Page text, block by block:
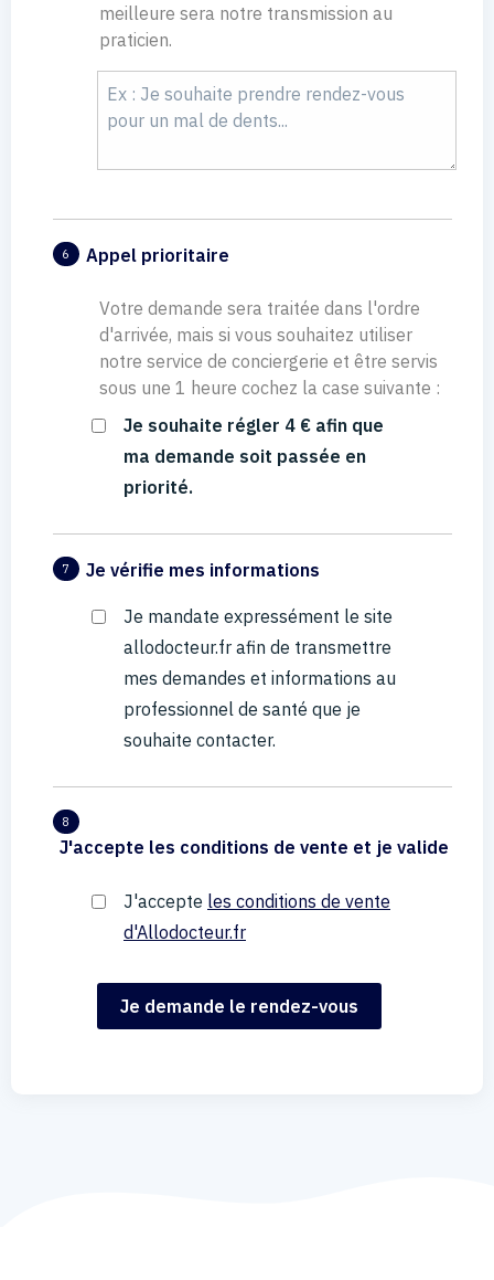
meilleure sera notre transmission au
praticien.
6 Appel prioritaire
Votre demande sera traitée dans l'ordre
d'arrivée, mais si vous souhaitez utiliser
notre service de conciergerie et être servis
sous une 1 heure cochez la case suivante :
Je souhaite régler 4 € afin que
ma demande soit passée en
priorité.
7 Je vérifie mes informations
Je mandate expressément le site
allodocteur.fr afin de transmettre
mes demandes et informations au
professionnel de santé que je
souhaite contacter.
8
J'accepte les conditions de vente et je valide
J'accepte les conditions de vente
d'Allodocteur.fr